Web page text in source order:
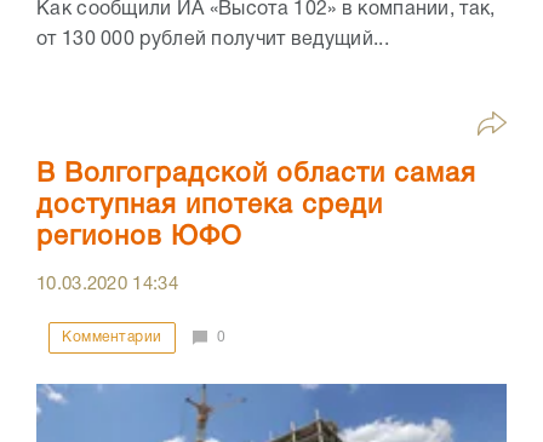
Как сообщили ИА «Высота 102» в компании, так,
от 130 000 рублей получит ведущий...
В Волгоградской области самая
доступная ипотека среди
регионов ЮФО
10.03.2020 14:34
Комментарии 0